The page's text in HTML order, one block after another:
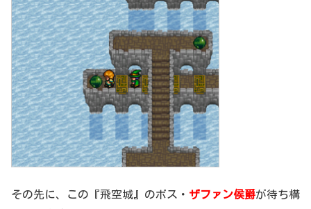
その先に、この『飛空城』のボス・ ザファン侯爵が待ち構